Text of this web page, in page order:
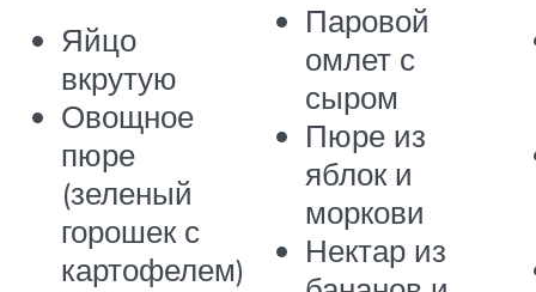
Яйцо
вкрутую
Овощное
пюре
(зеленый
горошек с
картофелем)
Паровой
омлет с
сыром
Пюре из
яблок и
моркови
Нектар из